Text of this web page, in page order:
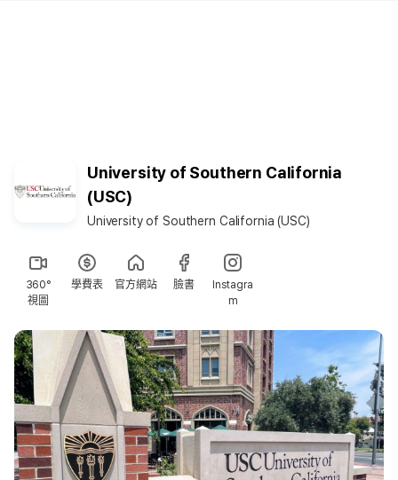
University of Southern California
(USC)
University of Southern California (USC)
360°
視圖
學費表 官方網站 臉書
Instagra
m